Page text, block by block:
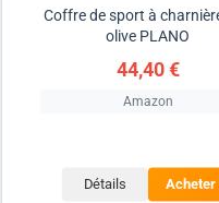
Coffre de sport à
olive PLANO
44,40 €
Amazon
Détails Acheter